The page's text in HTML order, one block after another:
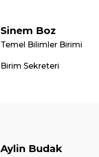
Sinem Boz
Temel Bilimler Birimi
Birim Sekreteri
Aylin Budak